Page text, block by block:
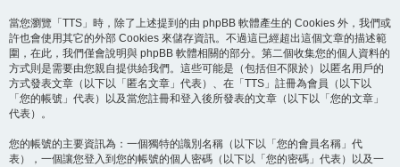
當您瀏覽「TTS」時，除了上述提到的由 phpBB 軟體產生的 Cookies 外，我們或
許也會使用其它的外部 Cookies 來儲存資訊。不過這已經超出這個文章的描述範
圍，在此，我們僅會說明與 phpBB 軟體相關的部分。第二個收集您的個人資料的
方式則是需要由您親自提供給我們。這些可能是（包括但不限於）以匿名用戶的
方式發表文章（以下以「匿名文章」代表）、在「TTS」註冊為會員（以下以
「您的帳號」代表）以及當您註冊和登入後所發表的文章（以下以「您的文章」
代表）。
您的帳號的主要資訊為：一個獨特的識別名稱（以下以「您的會員名稱」代
表），一個讓您登入到您的帳號的個人密碼（以下以「您的密碼」代表）以及一